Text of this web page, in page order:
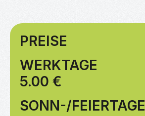
PREISE
WERKTAGE
5.00 €
SONN-/FEIERTAGE